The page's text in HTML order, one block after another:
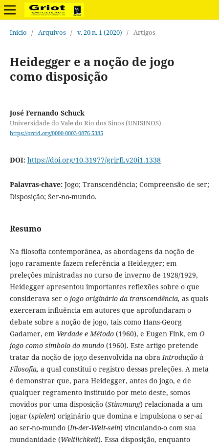
Início / Arquivos / v. 20 n. 1 (2020) / Artigos
Heidegger e a noção de jogo
como disposição
José Fernando Schuck
Universidade do Vale do Rio dos Sinos (UNISINOS)
https://orcid.org/0000-0003-0876-5385
DOI: https://doi.org/10.31977/grirfi.v20i1.1338
Palavras-chave: Jogo; Transcendência; Compreensão de ser;
Disposição; Ser-no-mundo.
Resumo
Na filosofia contemporânea, as abordagens da noção de
jogo raramente fazem referência a Heidegger; em
preleções ministradas no curso de inverno de 1928/1929,
Heidegger apresentou importantes reflexões sobre o que
considerava ser o jogo originário da transcendência, as quais
exerceram influência em autores que aprofundaram o
debate sobre a noção de jogo, tais como Hans-Georg
Gadamer, em Verdade e Método (1960), e Eugen Fink, em O
jogo como símbolo do mundo (1960). Este artigo pretende
tratar da noção de jogo desenvolvida na obraIntrodução à
Filosofia, a qual constitui o registro dessas preleções. A meta
é demonstrar que, para Heidegger, antes do jogo, e de
qualquer regramento instituído por meio deste, somos
movidos por uma disposição (Stimmung) relacionada a um
jogar (spielen) originário que domina e impulsiona o ser-aí
ao ser-no-mundo (In-der-Welt-sein) vinculando-o com sua
mundanidade (Weltlichkeit). Essa disposição, enquanto